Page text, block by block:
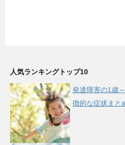
人気ランキングトップ10
発達障害の1歳
徴的な症状まと